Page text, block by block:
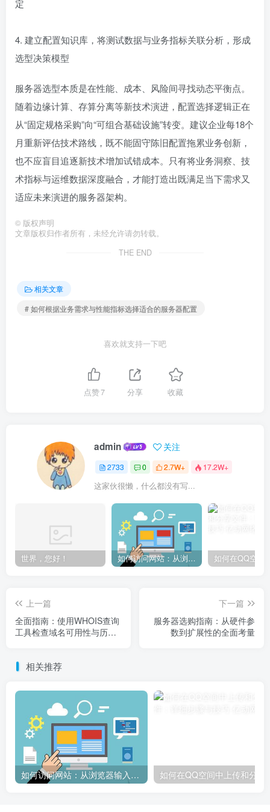
定
4. 建立配置知识库，将测试数据与业务指标关联分析，形成
选型决策模型
服务器选型本质是在性能、成本、风险间寻找动态平衡点。
随着边缘计算、存算分离等新技术演进，配置选择逻辑正在
从“固定规格采购”向“可组合基础设施”转变。建议企业每18个
月重新评估技术路线，既不能固守陈旧配置拖累业务创新，
也不应盲目追逐新技术增加试错成本。只有将业务洞察、技
术指标与运维数据深度融合，才能打造出既满足当下需求又
适应未来演进的服务器架构。
© 版权声明
文章版权归作者所有，未经允许请勿转载。
THE END
相关文章
# 如何根据业务需求与性能指标选择适合的服务器配置
喜欢就支持一下吧
点赞7 分享 收藏
admin 关注
2733 0 2.7W+ 17.2W+
这家伙很懒，什么都没有写...
世界，您好！ 如何访问网站：从浏览器输入到页面加载的完整步骤详解
上一篇
全面指南：使用WHOIS查询
工具检查域名可用性与历史
下一篇
服务器选购指南：从硬件参
数到扩展性的全面考量
相关推荐
如何访问网站：从浏览器输入到页面加载的完整步骤详解